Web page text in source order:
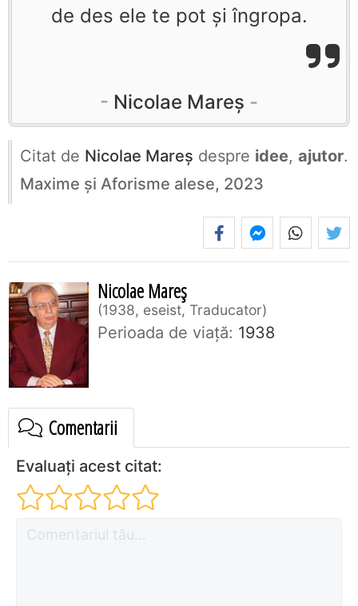
de des ele te pot și îngropa.
Nicolae Mareș
Citat de Nicolae Mareș despre idee, ajutor.
Maxime și Aforisme alese, 2023
Nicolae Mareș
1938, eseist, Traducator
Perioada de viaţă: 1938
Comentarii
Evaluați acest citat: